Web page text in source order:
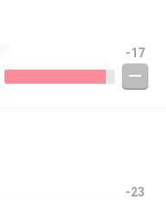
-17
-23